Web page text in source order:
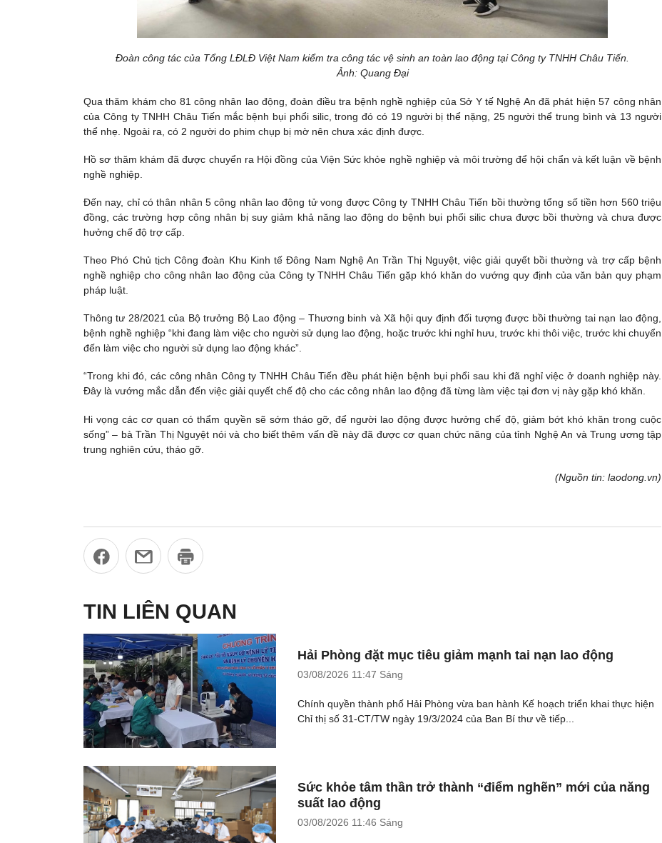
Đoàn công tác của Tổng LĐLĐ Việt Nam kiểm tra công tác vệ sinh an toàn lao động tại Công ty TNHH Châu Tiến.
Ảnh: Quang Đại
Qua thăm khám cho 81 công nhân lao động, đoàn điều tra bệnh nghề nghiệp của Sở Y tế Nghệ An đã phát hiện 57 công nhân
của Công ty TNHH Châu Tiến mắc bệnh bụi phổi silic, trong đó có 19 người bị thể nặng, 25 người thể trung bình và 13 người
thể nhẹ. Ngoài ra, có 2 người do phim chụp bị mờ nên chưa xác định được.
Hồ sơ thăm khám đã được chuyển ra Hội đồng của Viện Sức khỏe nghề nghiệp và môi trường để hội chẩn và kết luận về bệnh
nghề nghiệp.
Đến nay, chỉ có thân nhân 5 công nhân lao động tử vong được Công ty TNHH Châu Tiến bồi thường tổng số tiền hơn 560 triệu
đồng, các trường hợp công nhân bị suy giảm khả năng lao động do bệnh bụi phổi silic chưa được bồi thường và chưa được
hưởng chế độ trợ cấp.
Theo Phó Chủ tịch Công đoàn Khu Kinh tế Đông Nam Nghệ An Trần Thị Nguyệt, việc giải quyết bồi thường và trợ cấp bệnh
nghề nghiệp cho công nhân lao động của Công ty TNHH Châu Tiến gặp khó khăn do vướng quy định của văn bản quy phạm
pháp luật.
Thông tư 28/2021 của Bộ trưởng Bộ Lao động – Thương binh và Xã hội quy định đối tượng được bồi thường tai nạn lao động,
bệnh nghề nghiệp “khi đang làm việc cho người sử dụng lao động, hoặc trước khi nghỉ hưu, trước khi thôi việc, trước khi chuyển
đến làm việc cho người sử dụng lao động khác”.
“Trong khi đó, các công nhân Công ty TNHH Châu Tiến đều phát hiện bệnh bụi phổi sau khi đã nghỉ việc ở doanh nghiệp này.
Đây là vướng mắc dẫn đến việc giải quyết chế độ cho các công nhân lao động đã từng làm việc tại đơn vị này gặp khó khăn.
Hi vọng các cơ quan có thẩm quyền sẽ sớm tháo gỡ, để người lao động được hưởng chế độ, giảm bớt khó khăn trong cuộc
sống” – bà Trần Thị Nguyệt nói và cho biết thêm vấn đề này đã được cơ quan chức năng của tỉnh Nghệ An và Trung ương tập
trung nghiên cứu, tháo gỡ.
(Nguồn tin: laodong.vn)
TIN LIÊN QUAN
Hải Phòng đặt mục tiêu giảm mạnh tai nạn lao động
03/08/2026 11:47 Sáng
Chính quyền thành phố Hải Phòng vừa ban hành Kế hoạch triển khai thực hiện
Chỉ thị số 31-CT/TW ngày 19/3/2024 của Ban Bí thư về tiếp...
Sức khỏe tâm thần trở thành “điểm nghẽn” mới của năng
suất lao động
03/08/2026 11:46 Sáng